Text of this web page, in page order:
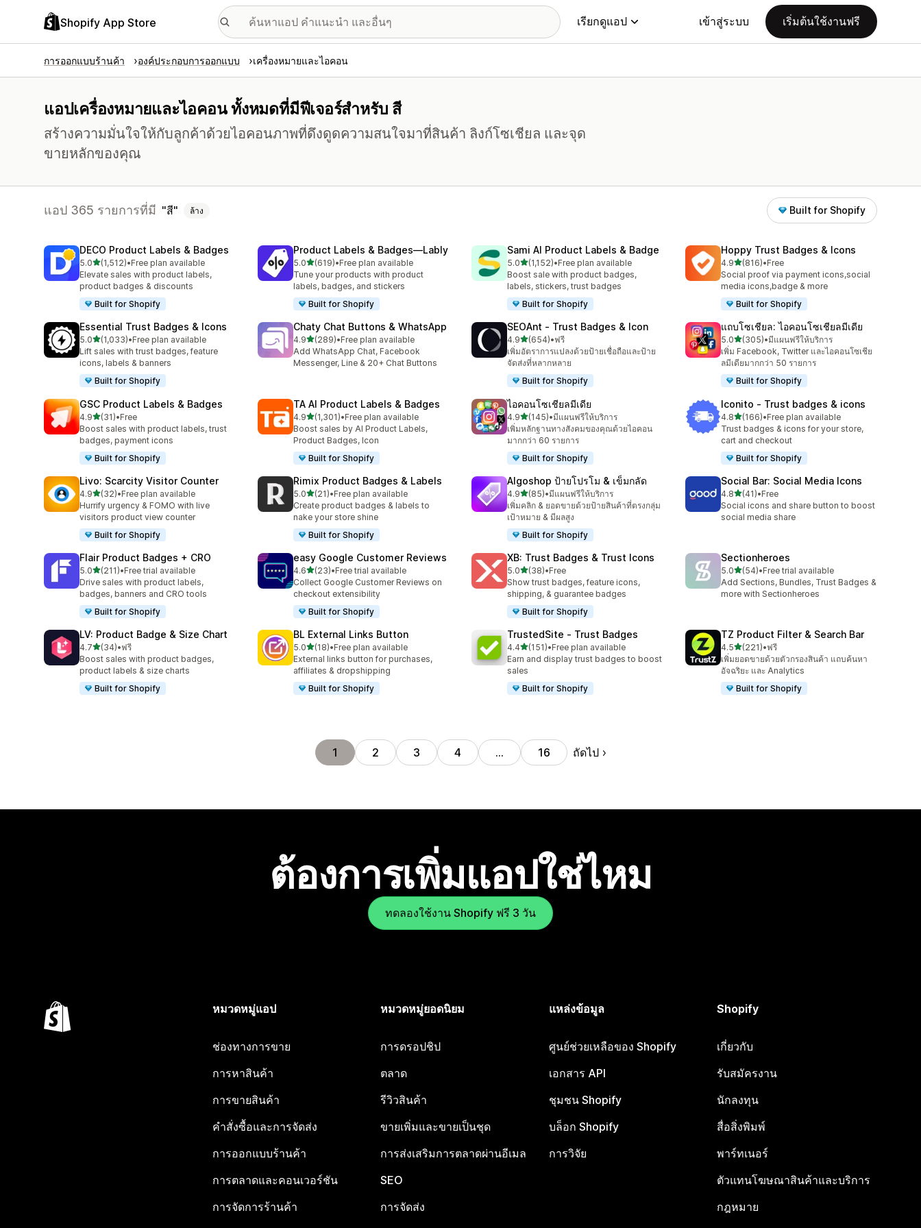
Shopify App Store เรียกดูแอป เข้าสู่ระบบ เริ่มต้นใช้งานฟรี
การออกแบบร้านค้า องค์ประกอบการออกแบบ เครื่องหมายและไอคอน
แอปเครื่องหมายและไอคอน ทั้งหมดที่มีฟีเจอร์สำหรับ สี
สร้างความมั่นใจให้กับลูกค้าด้วยไอคอนภาพที่ดึงดูดความสนใจมาที่สินค้า ลิงก์โซเชียล และจุด
ขายหลักของคุณ
แอป 365 รายการที่มี สี ล้าง Built for Shopify
DECO Product Labels & Badges
5.0เต็ม 5 ดาว
(1,512)
ทั้งหมด 1512 รีวิว
•Free plan available
Elevate sales with product labels,
product badges & discounts
Built for Shopify
Product Labels & Badges—Lably
5.0เต็ม 5 ดาว
(619)
ทั้งหมด 619 รีวิว
•Free plan available
Tune your products with product
labels, badges, and stickers
Built for Shopify
Sami AI Product Labels & Badge
5.0เต็ม 5 ดาว
(1,152)
ทั้งหมด 1152 รีวิว
•Free plan available
Boost sale with product badges,
labels, stickers, trust badges
Built for Shopify
Hoppy Trust Badges & Icons
4.9เต็ม 5 ดาว
(816)
ทั้งหมด 816 รีวิว
•Free
Social proof via payment icons,social
media icons,badge & more
Built for Shopify
Essential Trust Badges & Icons
5.0เต็ม 5 ดาว
(1,033)
ทั้งหมด 1033 รีวิว
•Free plan available
Lift sales with trust badges, feature
icons, labels & banners
Built for Shopify
Chaty Chat Buttons & WhatsApp
4.9เต็ม 5 ดาว
(289)
ทั้งหมด 289 รีวิว
•Free plan available
Add WhatsApp Chat, Facebook
Messenger, Line & 20+ Chat Buttons
SEOAnt ‑ Trust Badges & Icon
4.9เต็ม 5 ดาว
(654)
ทั้งหมด 654 รีวิว
•ฟรี
เพิ่มอัตราการแปลงด้วยป้ายเชื่อถือและป้าย
จัดส่งที่หลากหลาย
Built for Shopify
แถบโซเชียล: ไอคอนโซเชียลมีเดีย
5.0เต็ม 5 ดาว
(305)
ทั้งหมด 305 รีวิว
•มีแผนฟรีให้บริการ
เพิ่ม Facebook, Twitter และไอคอนโซเชีย
ลมีเดียมากกว่า 50 รายการ
Built for Shopify
GSC Product Labels & Badges
4.9เต็ม 5 ดาว
(31)
ทั้งหมด 31 รีวิว
•Free
Boost sales with product labels, trust
badges, payment icons
Built for Shopify
TA AI Product Labels & Badges
4.9เต็ม 5 ดาว
(1,301)
ทั้งหมด 1301 รีวิว
•Free plan available
Boost sales by AI Product Labels,
Product Badges, Icon
Built for Shopify
ไอคอนโซเชียลมีเดีย
4.9เต็ม 5 ดาว
(145)
ทั้งหมด 145 รีวิว
•มีแผนฟรีให้บริการ
เพิ่มหลักฐานทางสังคมของคุณด้วยไอคอน
มากกว่า 60 รายการ
Built for Shopify
Iconito ‑ Trust badges & icons
4.8เต็ม 5 ดาว
(166)
ทั้งหมด 166 รีวิว
•Free plan available
Trust badges & icons for your store,
cart and checkout
Built for Shopify
Livo: Scarcity Visitor Counter
4.9เต็ม 5 ดาว
(32)
ทั้งหมด 32 รีวิว
•Free plan available
Hurrify urgency & FOMO with live
visitors product view counter
Built for Shopify
Rimix Product Badges & Labels
5.0เต็ม 5 ดาว
(21)
ทั้งหมด 21 รีวิว
•Free plan available
Create product badges & labels to
nake your store shine
Built for Shopify
Algoshop ป้ายโปรโม & เข็มกลัด
4.9เต็ม 5 ดาว
(85)
ทั้งหมด 85 รีวิว
•มีแผนฟรีให้บริการ
เพิ่มคลิก & ยอดขายด้วยป้ายสินค้าที่ตรงกลุ่ม
เป้าหมาย & มีผลสูง
Built for Shopify
Social Bar: Social Media Icons
4.8เต็ม 5 ดาว
(41)
ทั้งหมด 41 รีวิว
•Free
Social icons and share button to boost
social media share
Flair Product Badges + CRO
5.0เต็ม 5 ดาว
(211)
ทั้งหมด 211 รีวิว
•Free trial available
Drive sales with product labels,
badges, banners and CRO tools
Built for Shopify
easy Google Customer Reviews
4.6เต็ม 5 ดาว
(23)
ทั้งหมด 23 รีวิว
•Free trial available
Collect Google Customer Reviews on
checkout extensibility
Built for Shopify
XB: Trust Badges & Trust Icons
5.0เต็ม 5 ดาว
(38)
ทั้งหมด 38 รีวิว
•Free
Show trust badges, feature icons,
shipping, & guarantee badges
Built for Shopify
Sectionheroes
5.0เต็ม 5 ดาว
(54)
ทั้งหมด 54 รีวิว
•Free trial available
Add Sections, Bundles, Trust Badges &
more with Sectionheroes
LV: Product Badge & Size Chart
4.7เต็ม 5 ดาว
(34)
ทั้งหมด 34 รีวิว
•ฟรี
Boost sales with product badges,
product labels & size charts
Built for Shopify
BL External Links Button
5.0เต็ม 5 ดาว
(18)
ทั้งหมด 18 รีวิว
•Free plan available
External links button for purchases,
affiliates & dropshipping
Built for Shopify
TrustedSite ‑ Trust Badges
4.4เต็ม 5 ดาว
(151)
ทั้งหมด 151 รีวิว
•Free plan available
Earn and display trust badges to boost
sales
Built for Shopify
TZ Product Filter & Search Bar
4.5เต็ม 5 ดาว
(221)
ทั้งหมด 221 รีวิว
•ฟรี
เพิ่มยอดขายด้วยตัวกรองสินค้า แถบค้นหา
อัจฉริยะ และ Analytics
Built for Shopify
1 2 3 4 … 16 ถัดไป
ต้องการเพิ่มแอปใช่ไหม
ทดลองใช้งาน Shopify ฟรี 3 วัน
หมวดหมู่แอป
ช่องทางการขาย
การหาสินค้า
การขายสินค้า
คำสั่งซื้อและการจัดส่ง
การออกแบบร้านค้า
การตลาดและคอนเวอร์ชัน
การจัดการร้านค้า
หมวดหมู่ยอดนิยม
การดรอปชิป
ตลาด
รีวิวสินค้า
ขายเพิ่มและขายเป็นชุด
การส่งเสริมการตลาดผ่านอีเมล
SEO
การจัดส่ง
แหล่งข้อมูล
ศูนย์ช่วยเหลือของ Shopify
เอกสาร API
ชุมชน Shopify
บล็อก Shopify
การวิจัย
Shopify
เกี่ยวกับ
รับสมัครงาน
นักลงทุน
สื่อสิ่งพิมพ์
พาร์ทเนอร์
ตัวแทนโฆษณาสินค้าและบริการ
กฎหมาย